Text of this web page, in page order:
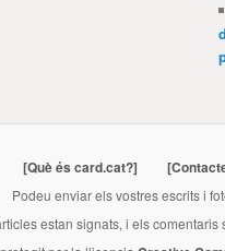
[Què és card.cat?]
Podeu enviar els vostres escrits i
estan signats, i els